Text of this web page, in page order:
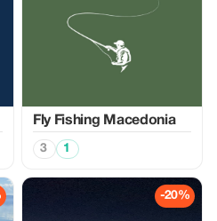
Fly Fishing Macedonia
3 1
-20%